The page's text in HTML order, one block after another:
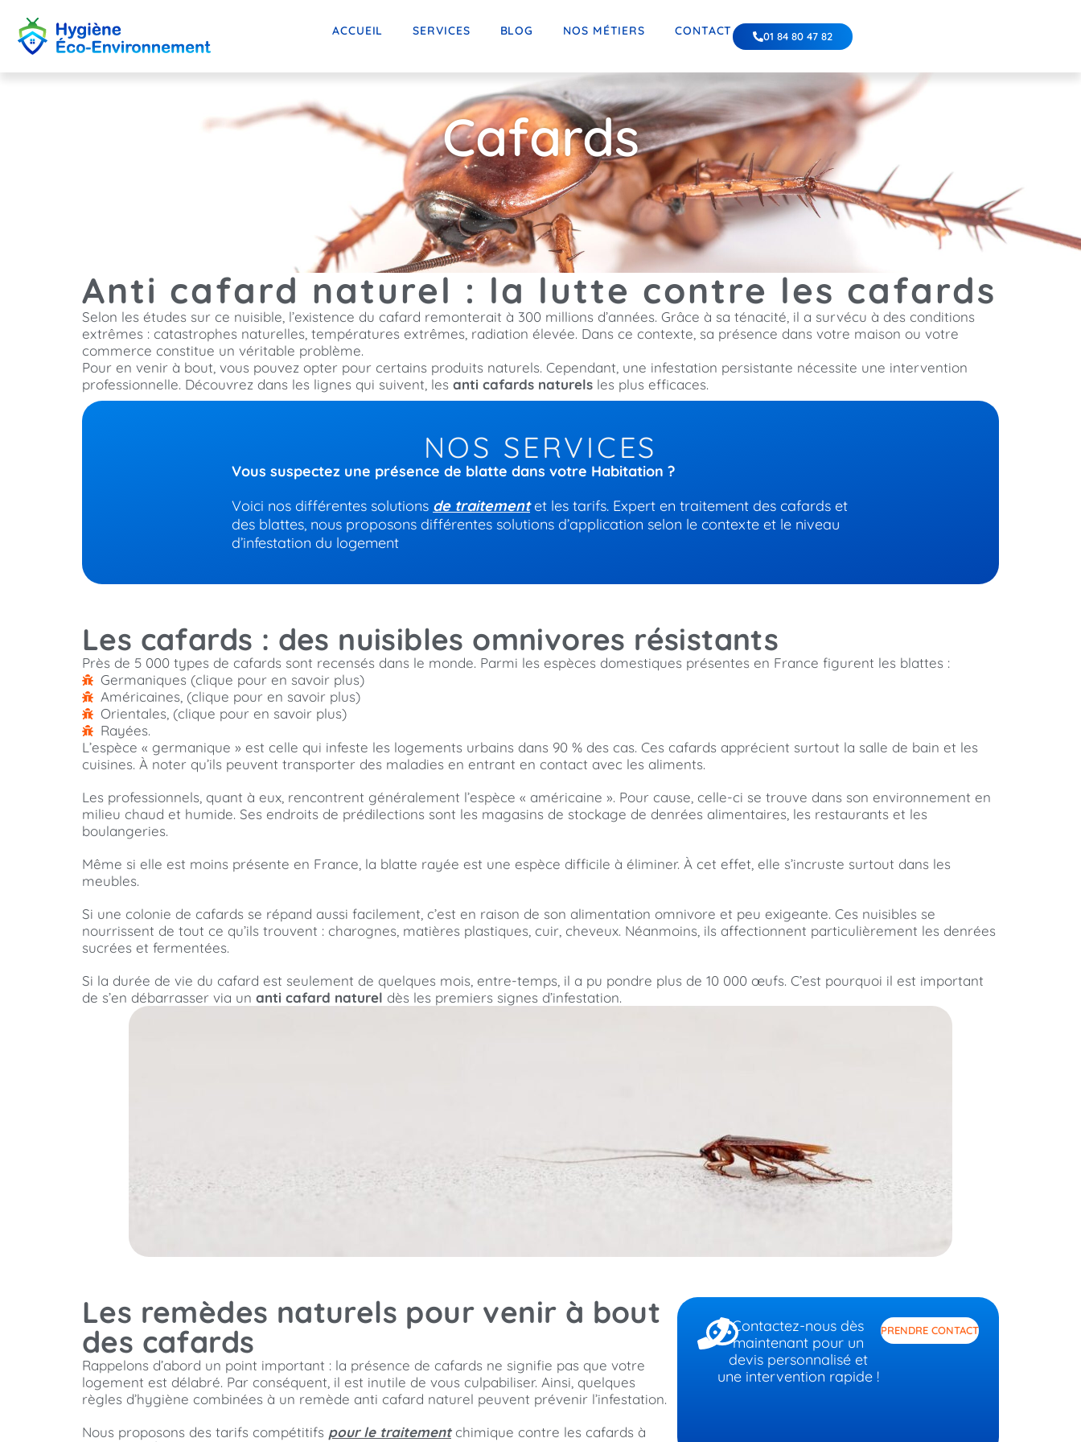
ACCUEIL SERVICES BLOG NOS MÉTIERS CONTACT 01 84 80 47 82
Cafards
Anti cafard naturel : la lutte contre les cafards
Selon les études sur ce nuisible, l’existence du cafard remonterait à 300 millions d’années. Grâce à sa ténacité, il a survécu à des conditions
extrêmes : catastrophes naturelles, températures extrêmes, radiation élevée. Dans ce contexte, sa présence dans votre maison ou votre
commerce constitue un véritable problème.
Pour en venir à bout, vous pouvez opter pour certains produits naturels. Cependant, une infestation persistante nécessite une intervention
professionnelle. Découvrez dans les lignes qui suivent, les anti cafards naturels les plus efficaces.
NOS SERVICES
Vous suspectez une présence de blatte dans votre Habitation ?
Voici nos différentes solutions de traitementet les tarifs. Expert en traitement des cafards et
des blattes, nous proposons différentes solutions d’application selon le contexte et le niveau
d’infestation du logement
Les cafards : des nuisibles omnivores résistants
Près de 5 000 types de cafards sont recensés dans le monde. Parmi les espèces domestiques présentes en France figurent les blattes :
Germaniques (clique pour en savoir plus)
Américaines, (clique pour en savoir plus)
Orientales, (clique pour en savoir plus)
Rayées.
L’espèce « germanique » est celle qui infeste les logements urbains dans 90 % des cas. Ces cafards apprécient surtout la salle de bain et les
cuisines. À noter qu’ils peuvent transporter des maladies en entrant en contact avec les aliments.
Les professionnels, quant à eux, rencontrent généralement l’espèce « américaine ». Pour cause, celle-ci se trouve dans son environnement en
milieu chaud et humide. Ses endroits de prédilections sont les magasins de stockage de denrées alimentaires, les restaurants et les
boulangeries.
Même si elle est moins présente en France, la blatte rayée est une espèce difficile à éliminer. À cet effet, elle s’incruste surtout dans les
meubles.
Si une colonie de cafards se répand aussi facilement, c’est en raison de son alimentation omnivore et peu exigeante. Ces nuisibles se
nourrissent de tout ce qu’ils trouvent : charognes, matières plastiques, cuir, cheveux. Néanmoins, ils affectionnent particulièrement les denrées
sucrées et fermentées.
Si la durée de vie du cafard est seulement de quelques mois, entre-temps, il a pu pondre plus de 10 000 œufs. C’est pourquoi il est important
de s’en débarrasser via un anti cafard naturel dès les premiers signes d’infestation.
Les remèdes naturels pour venir à bout
des cafards
Rappelons d’abord un point important : la présence de cafards ne signifie pas que votre
logement est délabré. Par conséquent, il est inutile de vous culpabiliser. Ainsi, quelques
règles d’hygiène combinées à un remède anti cafard naturel peuvent prévenir l’infestation.
Nous proposons des tarifs compétitifs pour le traitementchimique contre les cafards à
Contactez-nous dès
maintenant pour un
devis personnalisé et
une intervention rapide !
PRENDRE CONTACT